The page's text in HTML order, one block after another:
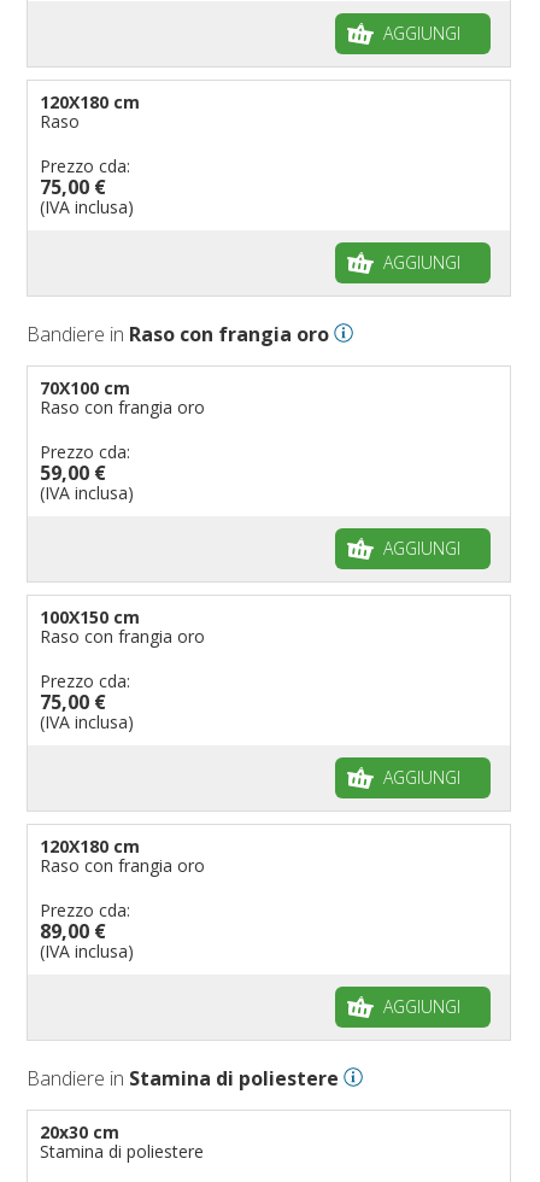
AGGIUNGI
120X180 cm
Raso
Prezzo cda:
75,00 €
(IVA inclusa)
AGGIUNGI
Bandiere in Raso con frangia oro
70X100 cm
Raso con frangia oro
Prezzo cda:
59,00 €
(IVA inclusa)
AGGIUNGI
100X150 cm
Raso con frangia oro
Prezzo cda:
75,00 €
(IVA inclusa)
AGGIUNGI
120X180 cm
Raso con frangia oro
Prezzo cda:
89,00 €
(IVA inclusa)
AGGIUNGI
Bandiere in Stamina di poliestere
20x30 cm
Stamina di poliestere